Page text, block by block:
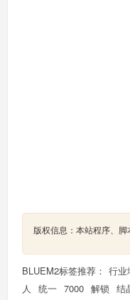
版权信息：本站程序、
BLUEM2标签推荐： 行业
人
统一 7000 解锁 结